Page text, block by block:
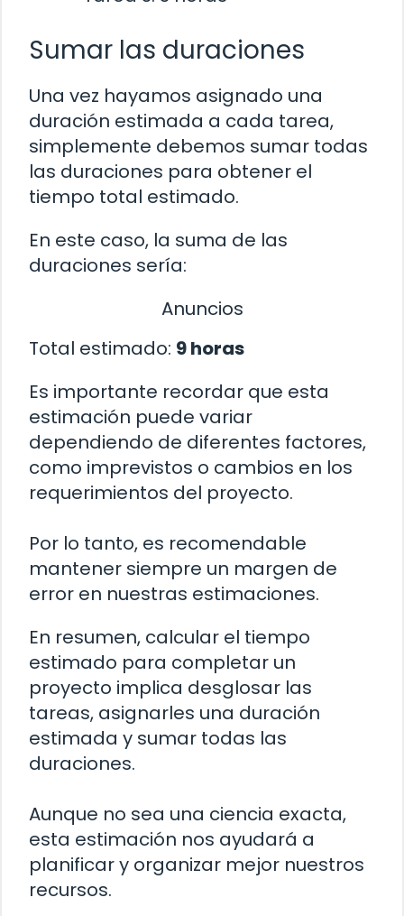
Sumar las duraciones
Una vez hayamos asignado una
duración estimada a cada tarea,
simplemente debemos sumar todas
las duraciones para obtener el
tiempo total estimado.
En este caso, la suma de las
duraciones sería:
Anuncios
Total estimado: 9 horas
Es importante recordar que esta
estimación puede variar
dependiendo de diferentes factores,
como imprevistos o cambios en los
requerimientos del proyecto.
Por lo tanto, es recomendable
mantener siempre un margen de
error en nuestras estimaciones.
En resumen, calcular el tiempo
estimado para completar un
proyecto implica desglosar las
tareas, asignarles una duración
estimada y sumar todas las
duraciones.
Aunque no sea una ciencia exacta,
esta estimación nos ayudará a
planificar y organizar mejor nuestros
recursos.